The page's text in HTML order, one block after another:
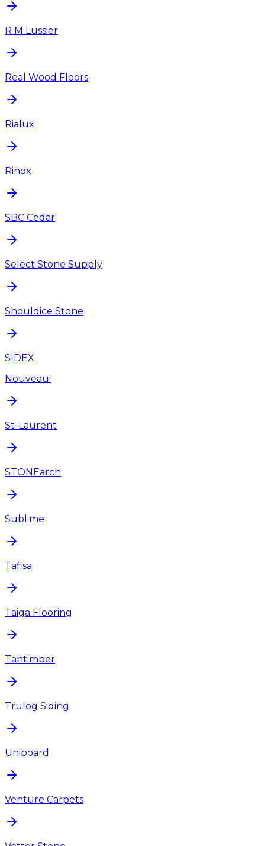
R M Lussier
Real Wood Floors
Rialux
Rinox
SBC Cedar
Select Stone Supply
Shouldice Stone
SIDEX
Nouveau!
St-Laurent
STONEarch
Sublime
Tafisa
Taiga Flooring
Tantimber
Trulog Siding
Uniboard
Venture Carpets